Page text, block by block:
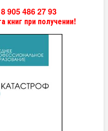
905 486 27 93
книг при получении!